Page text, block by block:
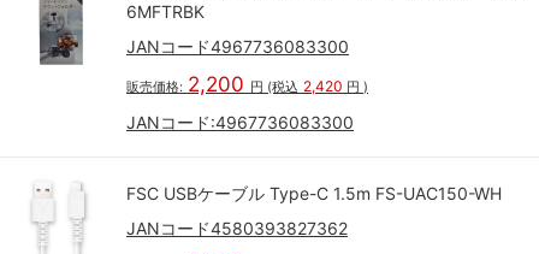
6MFTRBK
JANコード4967736083300
販売価格: 2,200 円 (税込 2,420 円 )
JANコード:4967736083300
FSC USBケーブル Type-C 1.5m FS-UAC150-WH
JANコード4580393827362